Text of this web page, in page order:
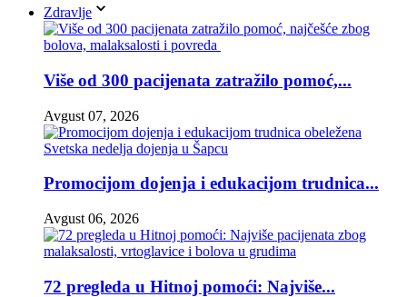
Zdravlje
Više od 300 pacijenata zatražilo pomoć,...
Avgust 07, 2026
Promocijom dojenja i edukacijom trudnica...
Avgust 06, 2026
72 pregleda u Hitnoj pomoći: Najviše...